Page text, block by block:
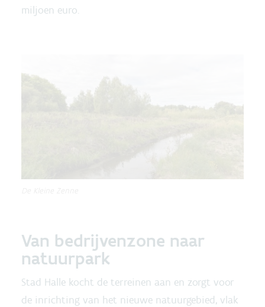
miljoen euro.
Van bedrijvenzone naar
natuurpark
Stad Halle kocht de terreinen aan en zorgt voor
de inrichting van het nieuwe natuurgebied, vlak